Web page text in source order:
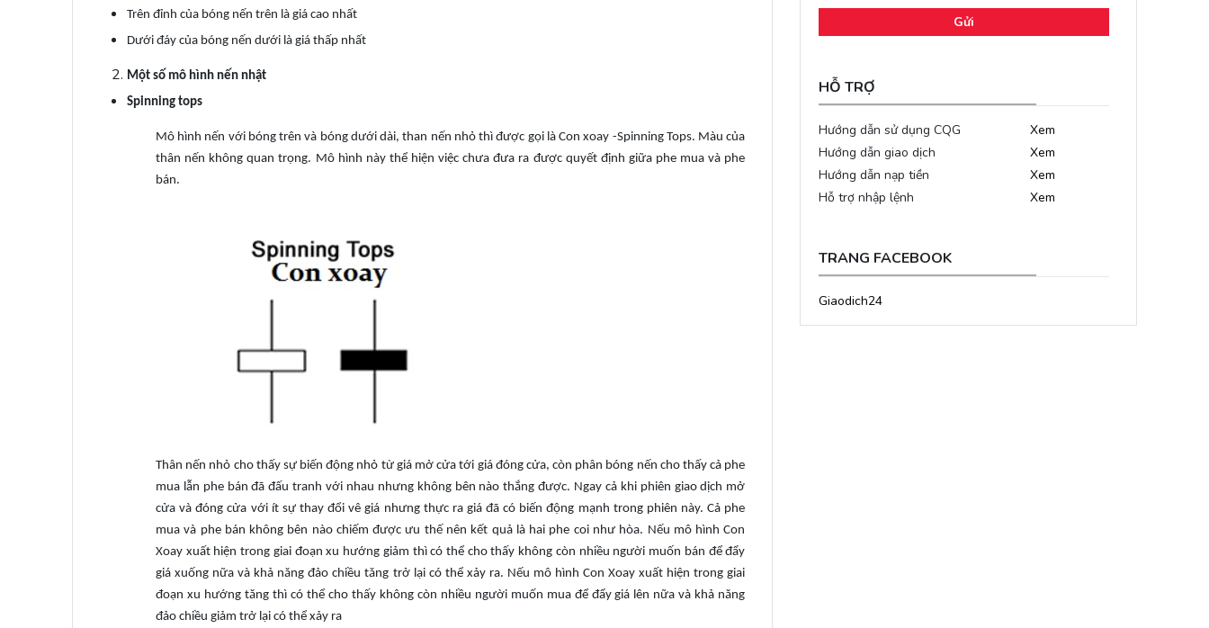
Trên đỉnh của bóng nến trên là giá cao nhất
Dưới đáy của bóng nến dưới là giá thấp nhất
Một số mô hình nến nhật
Spinning tops
Mô hình nến với bóng trên và bóng dưới dài, than nến nhỏ thì được gọi là Con xoay -Spinning Tops. Màu của
thân nến không quan trọng. Mô hình này thể hiện việc chưa đưa ra được quyết định giữa phe mua và phe
bán.
Thân nến nhỏ cho thấy sự biến động nhỏ từ giá mở cửa tới giá đóng cửa, còn phân bóng nến cho thấy cả phe
mua lẫn phe bán đã đấu tranh với nhau nhưng không bên nào thắng được. Ngay cả khi phiên giao dịch mở
cửa và đóng cửa với ít sự thay đổi vê giá nhưng thực ra giá đã có biến động mạnh trong phiên này. Cả phe
mua và phe bán không bên nào chiếm được ưu thế nên kết quả là hai phe coi như hòa. Nếu mô hình Con
Xoay xuất hiện trong giai đoạn xu hướng giảm thì có thể cho thấy không còn nhiều người muốn bán để đẩy
giá xuống nữa và khả năng đảo chiều tăng trở lại có thể xảy ra. Nếu mô hình Con Xoay xuất hiện trong giai
đoạn xu hướng tăng thì có thể cho thấy không còn nhiều người muốn mua để đẩy giá lên nữa và khả năng
đảo chiều giảm trở lại có thể xảy ra
Gửi
HỖ TRỢ
Hướng dẫn sử dụng CQG
Xem
Hướng dẫn giao dịch
Xem
Hướng dẫn nạp tiền
Xem
Hỗ trợ nhập lệnh
Xem
TRANG FACEBOOK
Giaodich24